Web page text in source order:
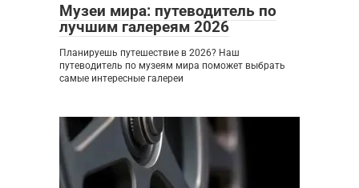
Музеи мира: путеводитель по
лучшим галереям 2026
Планируешь путешествие в 2026? Наш
путеводитель по музеям мира поможет выбрать
самые интересные галереи